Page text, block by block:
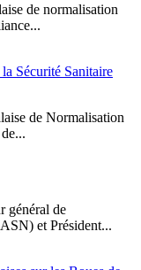
de normalisation
Sécurité Sanitaire
de Normalisation
général de
et Président...